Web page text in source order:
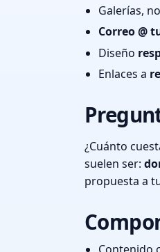
Galerías,
Correo @
Diseño
Enlaces a
¿Cuánto
suelen ser:
propuesta a